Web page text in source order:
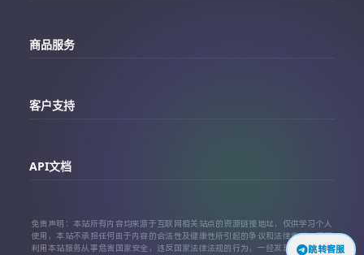
跳转客服
订单查询
商品服务
Facebook账号购买
TikTok账号购买
客户支持
API文档
API 接口文档
代理对接文档
免责声明：本站所有内容均来源于互联网相关站点的资源链接地址，仅供学习个人
使用，本站不承担任何由于内容的合法性及健康性所引起的争议和法律责任。严禁
利用本站服务从事危害国家安全，违反国家法律法规的行为，一经发现，立即上报